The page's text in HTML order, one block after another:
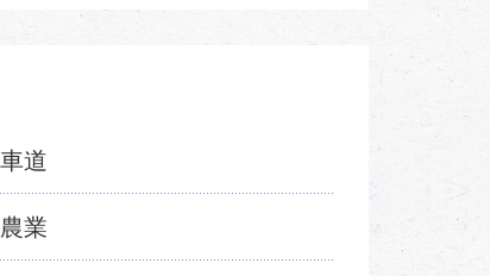
道
業